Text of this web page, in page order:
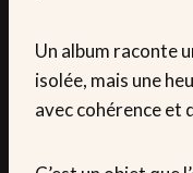
Un album raconte
isolée, mais une
avec cohérence et